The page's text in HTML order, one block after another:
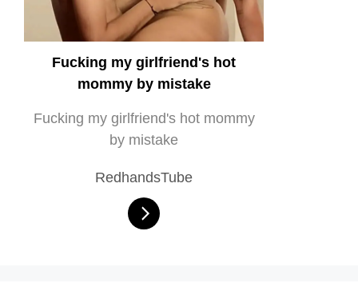
Fucking my girlfriend's hot
mommy by mistake
Fucking my girlfriend's hot mommy
by mistake
RedhandsTube